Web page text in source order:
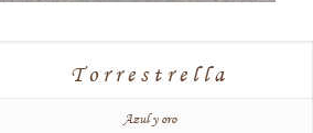
Torrestrella
Azul y oro